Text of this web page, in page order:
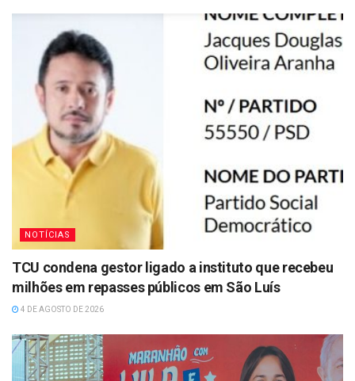
NOTÍCIAS
TCU condena gestor ligado a instituto que recebeu
milhões em repasses públicos em São Luís
4 DE AGOSTO DE 2026